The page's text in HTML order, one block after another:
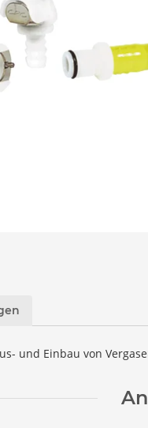
und Einbau von